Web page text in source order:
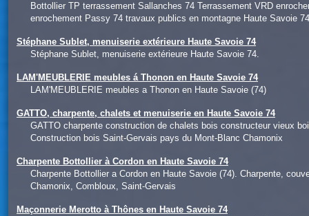
Bottollier TP terrassement Sallanches 74 Terrassement VRD
enrochement Passy 74 travaux publics en montagne Haute Savoie 74
Stéphane Sublet, menuiserie extérieure Haute Savoie 74
Stéphane Sublet, menuiserie extérieure Haute Savoie 74.
LAM'MEUBLERIE meubles á Thonon en Haute Savoie 74
LAM'MEUBLERIE meubles a Thonon en Haute Savoie (74)
GATTO, charpente, chalets et menuiserie en Haute Savoie 74
GATTO charpente construction de chalets bois constructeur vieux
Construction bois Saint-Gervais pays du Mont-Blanc Chamonix
Charpente Bottollier à Cordon en Haute Savoie 74
Charpente Bottollier a Cordon en Haute Savoie (74). Charpente,
Chamonix, Combloux, Saint-Gervais
Maçonnerie Merotto à Thônes en Haute Savoie 74